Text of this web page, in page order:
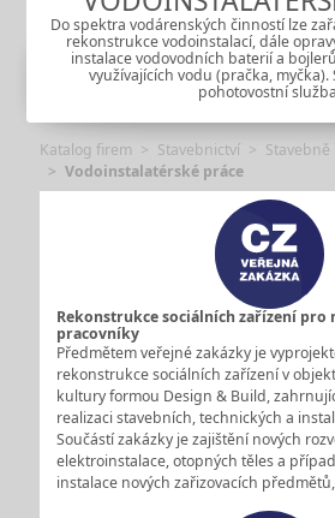
Do spektra vodárenských činností lze
rekonstrukce vodoinstalací, dále
instalace vodovodních baterií a
využívajících vodu (pračka, myčka).
pohotovostní
Katalog firem Stavebnictví
Vodoinstalatérské práce
Rekonstrukce sociálních zařízení pro
pracovníky
Předmětem veřejné zakázky je
rekonstrukce sociálních zařízení v
kultury formou Design & Build,
realizaci stavebních, technických a
Součástí zakázky je zajištění nových
elektroinstalace, otopných těles a
instalace nových zařizovacích